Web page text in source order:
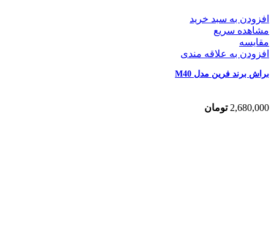
افزودن به سبد خرید
مشاهده سریع
مقایسه
افزودن به علاقه مندی
براش برند فرین مدل M40
2,680,000 تومان